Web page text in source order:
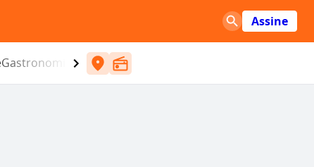
Assine
Gastronomia Entretenimento